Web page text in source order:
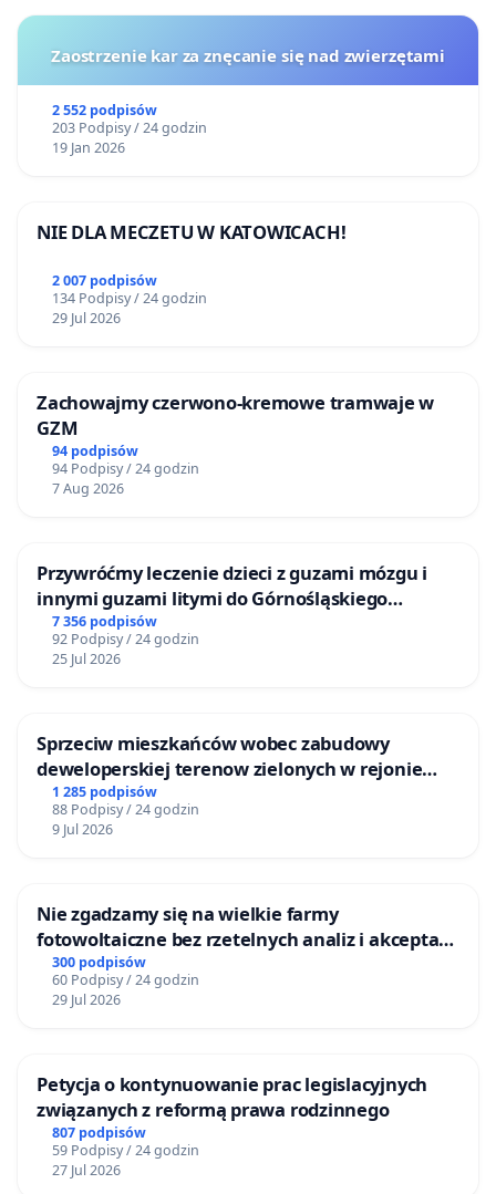
Zaostrzenie kar za znęcanie się nad zwierzętami
2 552 podpisów
203 Podpisy / 24 godzin
19 Jan 2026
NIE DLA MECZETU W KATOWICACH!
2 007 podpisów
134 Podpisy / 24 godzin
29 Jul 2026
Zachowajmy czerwono-kremowe tramwaje w
GZM
94 podpisów
94 Podpisy / 24 godzin
7 Aug 2026
Przywróćmy leczenie dzieci z guzami mózgu i
innymi guzami litymi do Górnośląskiego
Centrum Zdrowia Dziecka w Katowicach
7 356 podpisów
92 Podpisy / 24 godzin
25 Jul 2026
Sprzeciw mieszkańców wobec zabudowy
deweloperskiej terenow zielonych w rejonie
Bulwarów Straceńskich w Bielsku-Białej
1 285 podpisów
88 Podpisy / 24 godzin
9 Jul 2026
Nie zgadzamy się na wielkie farmy
fotowoltaiczne bez rzetelnych analiz i akceptacji
mieszkańców
300 podpisów
60 Podpisy / 24 godzin
29 Jul 2026
Petycja o kontynuowanie prac legislacyjnych
związanych z reformą prawa rodzinnego
807 podpisów
59 Podpisy / 24 godzin
27 Jul 2026